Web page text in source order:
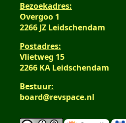
Bezoekadres:
Overgoo 1
2266 JZ Leidschendam
Postadres:
Vlietweg 15
2266 KA Leidschendam
Bestuur:
board@revspace.nl